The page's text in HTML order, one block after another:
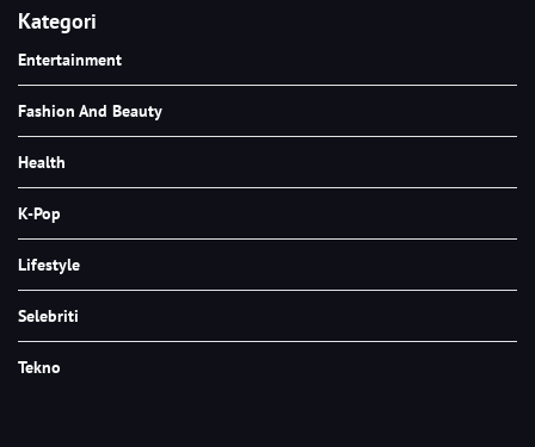
Kategori
Entertainment
Fashion And Beauty
Health
K-Pop
Lifestyle
Selebriti
Tekno